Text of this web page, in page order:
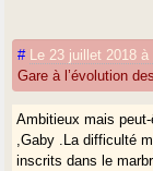
# Le 23 juillet 2018
Gare à l’évolution
Ambitieux mais
,Gaby .La difficulté
inscrits dans le